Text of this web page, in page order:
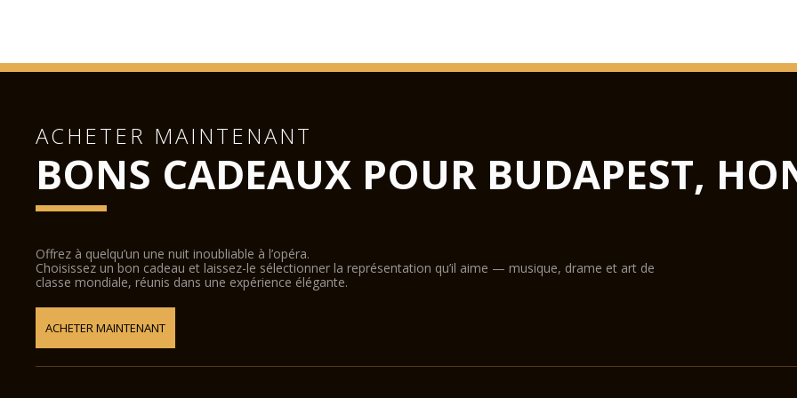
ACHETER MAINTENANT
BONS CADEAUX POUR BUDAPEST,
Offrez à quelqu’un une nuit inoubliable à l’opéra.
Choisissez un bon cadeau et laissez-le sélectionner la représentation qu’il aime — musique, drame et art de
classe mondiale, réunis dans une expérience élégante.
ACHETER MAINTENANT